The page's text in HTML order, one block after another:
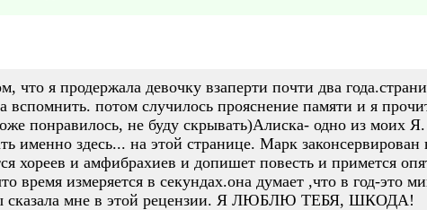
что я продержала девочку взаперти почти два
вспомнить. потом случилось прояснение памяти и я
понравилось, не буду скрывать)Алиска- одно из моих Я.
именно здесь... на этой странице. Марк законсервирован
хореев и амфибрахиев и допишет повесть и примется
время измеряется в секундах.она думает ,что в год-это
сказала мне в этой рецензии. Я ЛЮБЛЮ ТЕБЯ, ШКОДА!